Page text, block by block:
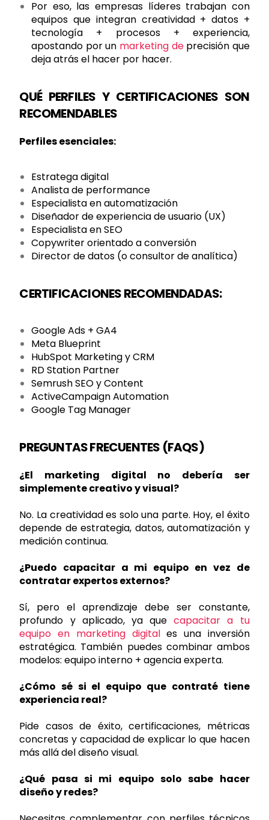
Por eso, las empresas líderes trabajan con
equipos que integran creatividad + datos +
tecnología + procesos + experiencia,
apostando por un marketing deprecisión que
deja atrás el hacer por hacer.
QUÉ PERFILES Y CERTIFICACIONES SON
RECOMENDABLES
Perfiles esenciales:
Estratega digital
Analista de performance
Especialista en automatización
Diseñador de experiencia de usuario (UX)
Especialista en SEO
Copywriter orientado a conversión
Director de datos (o consultor de analítica)
CERTIFICACIONES RECOMENDADAS:
Google Ads + GA4
Meta Blueprint
HubSpot Marketing y CRM
RD Station Partner
Semrush SEO y Content
ActiveCampaign Automation
Google Tag Manager
PREGUNTAS FRECUENTES (FAQS)
¿El marketing digital no debería ser
simplemente creativo y visual?
No. La creatividad es solo una parte. Hoy, el éxito
depende de estrategia, datos, automatización y
medición continua.
¿Puedo capacitar a mi equipo en vez de
contratar expertos externos?
Sí, pero el aprendizaje debe ser constante,
profundo y aplicado, ya quecapacitar a tu
equipo en marketing digitales una inversión
estratégica. También puedes combinar ambos
modelos: equipo interno + agencia experta.
¿Cómo sé si el equipo que contraté tiene
experiencia real?
Pide casos de éxito, certificaciones, métricas
concretas y capacidad de explicar lo que hacen
más allá del diseño visual.
¿Qué pasa si mi equipo solo sabe hacer
diseño y redes?